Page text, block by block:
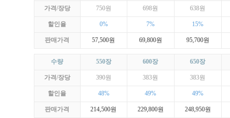
가격/장당 750원 698원 638원
할인율 0% 7% 15%
판매가격 57,500원 69,800원 95,700원
수량 550장 600장 650장
가격/장당 390원 383원 383원
할인율 48% 49% 49%
판매가격 214,500원 229,800원 248,950원